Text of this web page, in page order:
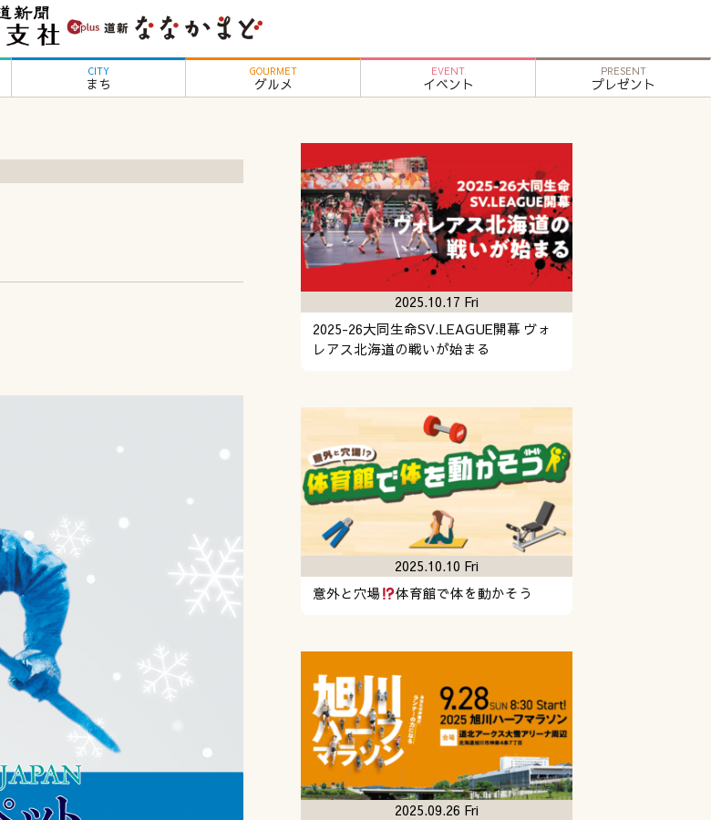
CITY
まち
GOURMET
グルメ
EVENT
イベント
PRESENT
プレゼント
2025-26大同生命SV.LEAGUE開幕 ヴォ
レアス北海道の戦いが始まる
2025.10.17 Fri
意外と穴場 体育館で体を動かそう
2025.10.10 Fri
2025.09.26 Fri